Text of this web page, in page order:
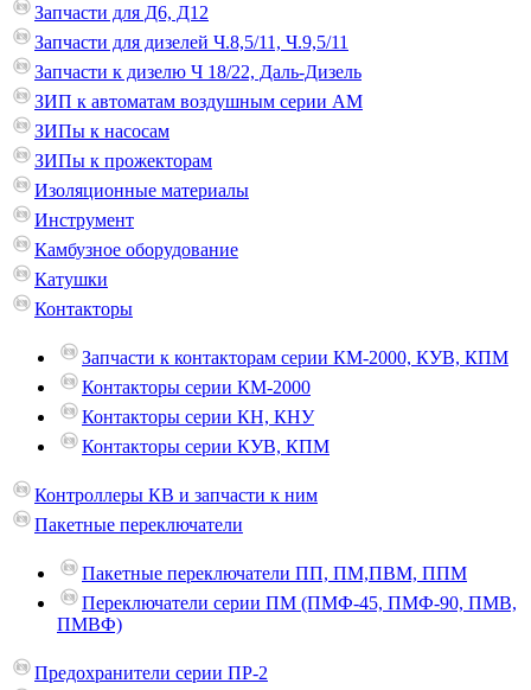
Запчасти для Д6, Д12
Запчасти для дизелей Ч.8,5/11, Ч.9,5/11
Запчасти к дизелю Ч 18/22, Даль-Дизель
ЗИП к автоматам воздушным серии АМ
ЗИПы к насосам
ЗИПы к прожекторам
Изоляционные материалы
Инструмент
Камбузное оборудование
Катушки
Контакторы
Запчасти к контакторам серии КМ-2000, КУВ, КПМ
Контакторы серии КМ-2000
Контакторы серии КН, КНУ
Контакторы серии КУВ, КПМ
Контроллеры КВ и запчасти к ним
Пакетные переключатели
Пакетные переключатели ПП, ПМ,ПВМ, ППМ
Переключатели серии ПМ (ПМФ-45, ПМФ-90, ПМВ,
ПМВФ)
Предохранители серии ПР-2